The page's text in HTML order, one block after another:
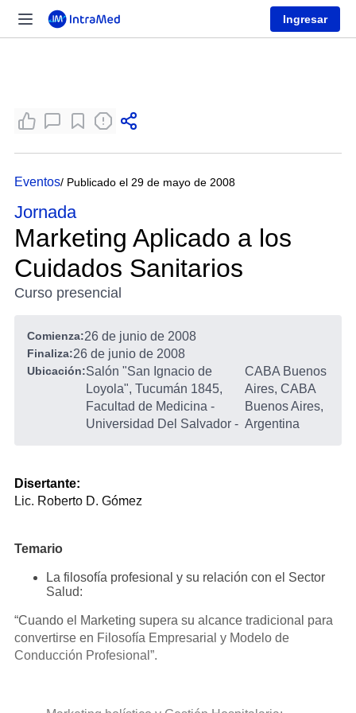
Ingresar
Eventos/ Publicado el 29 de mayo de 2008
Jornada
Marketing Aplicado a los
Cuidados Sanitarios
Curso presencial
Comienza:26 de junio de 2008
Finaliza:26 de junio de 2008
Ubicación:Salón "San Ignacio de
Loyola", Tucumán 1845,
Facultad de Medicina -
Universidad Del Salvador -
CABA Buenos
Aires, CABA
Buenos Aires,
Argentina
Disertante:
Lic. Roberto D. Gómez
Temario
La filosofía profesional y su relación con el Sector
Salud:
“Cuando el Marketing supera su alcance tradicional para
convertirse en Filosofía Empresarial y Modelo de
Conducción Profesional”.